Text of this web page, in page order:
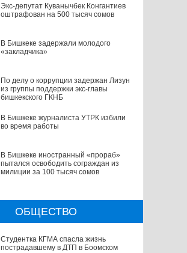
Экс-депутат Куванычбек Конгантиев
оштрафован на 500 тысяч сомов
В Бишкеке задержали молодого
«закладчика»
По делу о коррупции задержан Лизун
из группы поддержки экс-главы
бишкекского ГКНБ
В Бишкеке журналиста УТРК избили
во время работы
В Бишкеке иностранный «прораб»
пытался освободить сограждан из
милиции за 100 тысяч сомов
ОБЩЕСТВО
Студентка КГМА спасла жизнь
пострадавшему в ДТП в Боомском